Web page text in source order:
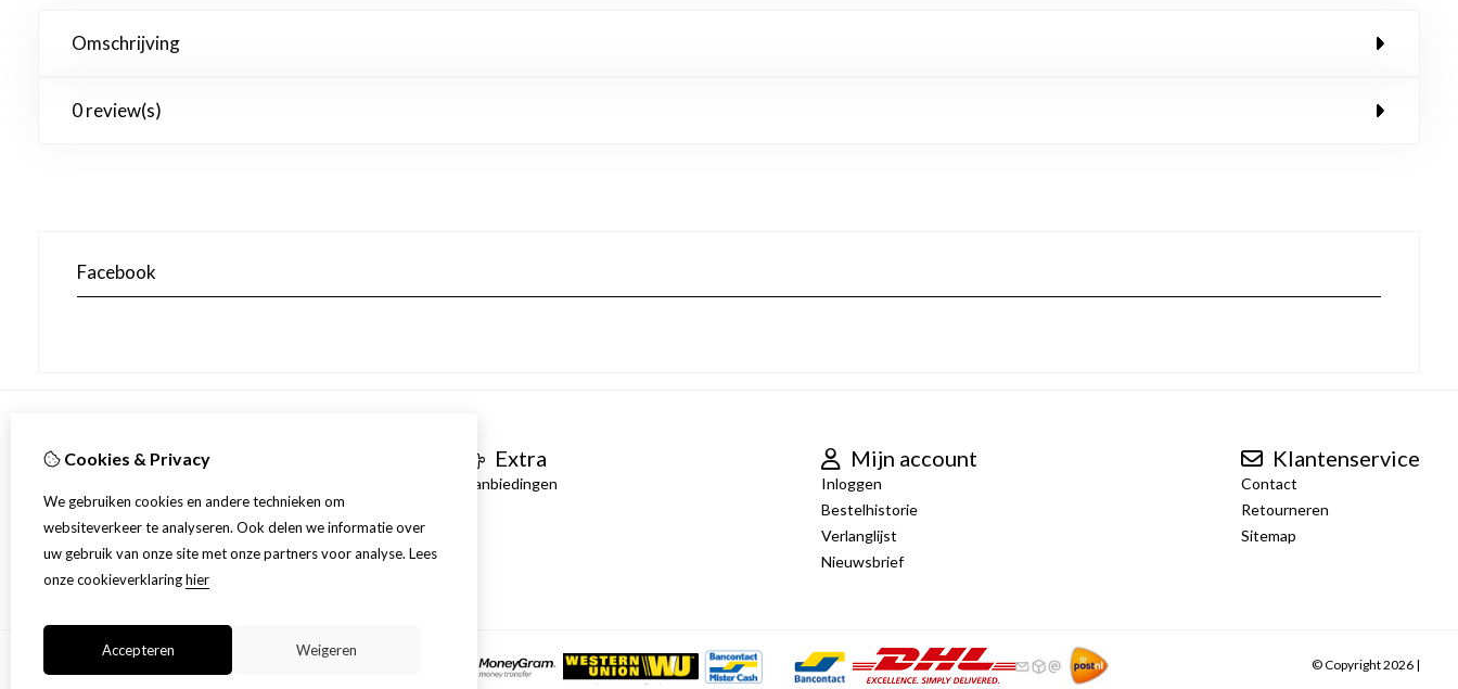
Omschrijving
0 review(s)
Facebook
Informatie
Verzending
Disclaimer
Algemene voorwaarden
Extra
Aanbiedingen
Mijn account
Inloggen
Bestelhistorie
Verlanglijst
Nieuwsbrief
Klantenservice
Contact
Retourneren
Sitemap
© Copyright 2026 |
Cookies & Privacy
We gebruiken cookies en andere technieken om
websiteverkeer te analyseren. Ook delen we informatie over
uw gebruik van onze site met onze partners voor analyse. Lees
onze cookieverklaringhier
Accepteren Weigeren